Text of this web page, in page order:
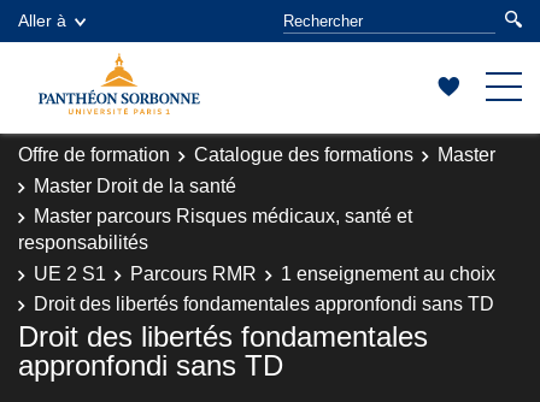
Aller à
Offre de formation Catalogue des formations
Master
Master Droit de la santé
Master parcours Risques médicaux, santé et
responsabilités
UE 2 S1
Parcours RMR
1 enseignement au choix
Droit des libertés fondamentales appronfondi sans TD
Droit des libertés fondamentales
appronfondi sans TD